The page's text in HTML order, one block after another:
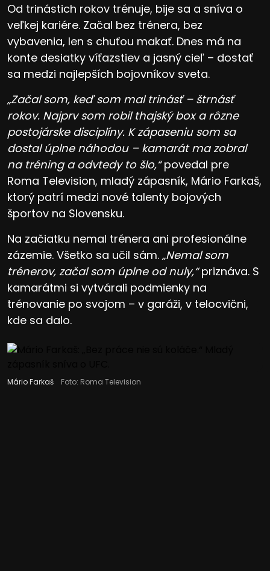
Od trinástich rokov trénuje, bije sa a sníva o
veľkej kariére. Začal bez trénera, bez
vybavenia, len s chuťou makať. Dnes má na
konte desiatky víťazstiev a jasný cieľ – dostať
sa medzi najlepších bojovníkov sveta.
„Začal som, keď som mal trinásť – štrnásť
rokov. Najprv som robil thajský box a rôzne
postojárske disciplíny. K zápaseniu som sa
dostal úplne náhodou – kamarát ma zobral
na tréning a odvtedy to šlo,“povedal pre
Roma Television, mladý zápasník, Mário Farkaš,
ktorý patrí medzi nové talenty bojových
športov na Slovensku.
Na začiatku nemal trénera ani profesionálne
zázemie. Všetko sa učil sám. „Nemal som
trénerov, začal som úplne od nuly,“priznáva. S
kamarátmi si vytvárali podmienky na
trénovanie po svojom – v garáži, v telocvični,
kde sa dalo.
Mário Farkaš Foto: Roma Television